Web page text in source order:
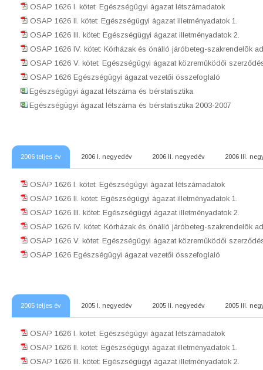
OSAP 1626 I. kötet: Egészségügyi ágazat létszámadatok
OSAP 1626 II. kötet: Egészségügyi ágazat illetményadatok 1.
OSAP 1626 III. kötet: Egészségügyi ágazat illetményadatok 2.
OSAP 1626 IV. kötet: Kórházak és önálló járóbeteg-szakrendelõk
OSAP 1626 V. kötet: Egészségügyi ágazat közreműködői
OSAP 1626 Egészségügyi ágazat vezetői összefoglaló
Egészségügyi ágazat létszáma és bérstatisztika
Egészségügyi ágazat létszáma és bérstatisztika 2003-2007
2006 teljes év 2006 I. negyedév 2006 II. negyedév 2006 III.
OSAP 1626 I. kötet: Egészségügyi ágazat létszámadatok
OSAP 1626 II. kötet: Egészségügyi ágazat illetményadatok 1.
OSAP 1626 III. kötet: Egészségügyi ágazat illetményadatok 2.
OSAP 1626 IV. kötet: Kórházak és önálló járóbeteg-szakrendelõk
OSAP 1626 V. kötet: Egészségügyi ágazat közreműködői
OSAP 1626 Egészségügyi ágazat vezetői összefoglaló
2005 teljes év 2005 I. negyedév 2005 II. negyedév 2005 III.
OSAP 1626 I. kötet: Egészségügyi ágazat létszámadatok
OSAP 1626 II. kötet: Egészségügyi ágazat illetményadatok 1.
OSAP 1626 III. kötet: Egészségügyi ágazat illetményadatok 2.